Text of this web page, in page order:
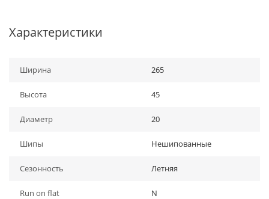
Характеристики
Ширина 265
Высота 45
Диаметр 20
Шипы Нешипованные
Сезонность Летняя
Run on flat N